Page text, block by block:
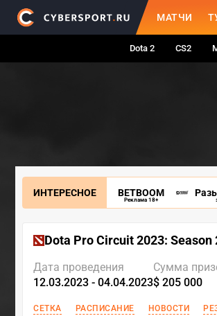
МАТЧИ
Dota 2 CS2
ИНТЕРЕСНОЕ BETBOOM
Реклама 18+
Dota Pro Circuit 2023:
Дата проведения
12.03.2023 - 04.04.2023
Сумма
$ 205 000
СЕТКА РАСПИСАНИЕ НОВОСТИ